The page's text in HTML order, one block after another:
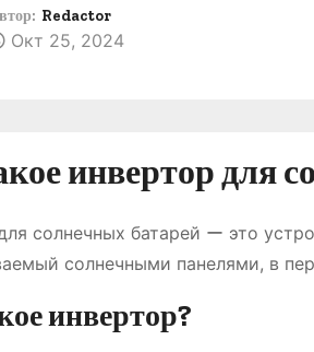
Redactor
Окт 25, 2024
инвертор для
солнечных батарей ー это
солнечными панелями, в
инвертор?